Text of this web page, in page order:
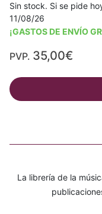
Sin stock. Si se pide
11/08/26
¡GASTOS DE ENVÍO
PVP. 35,00€
La librería de la